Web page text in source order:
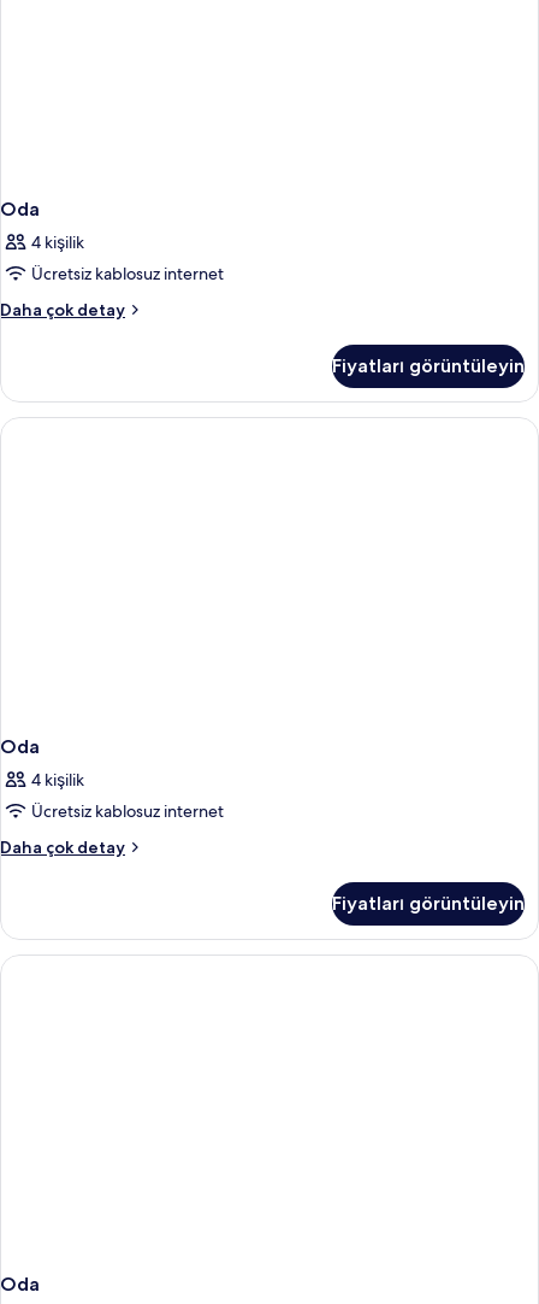
Oda
4 kişilik
Ücretsiz kablosuz internet
Daha çok detay
Oda
detay
Fiyatları görüntüleyin
Oda
4 kişilik
Ücretsiz kablosuz internet
Daha çok detay
Oda
detay
Fiyatları görüntüleyin
Oda